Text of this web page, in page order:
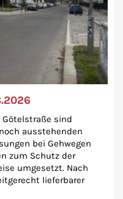
sind
ausstehenden
bei Gehwegen
zum Schutz der
umgesetzt. Nach
lieferbarer